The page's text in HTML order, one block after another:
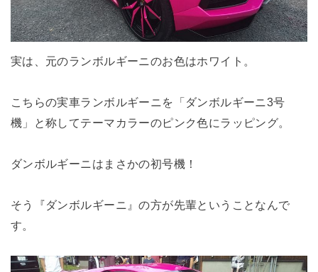
実は、元のランボルギーニのお色はホワイト。
こちらの実車ランボルギーニを「ダンボルギーニ3号
機」と称してテーマカラーのピンク色にラッピング。
ダンボルギーニはまさかの初号機！
そう『ダンボルギーニ』の方が先輩ということなんで
す。